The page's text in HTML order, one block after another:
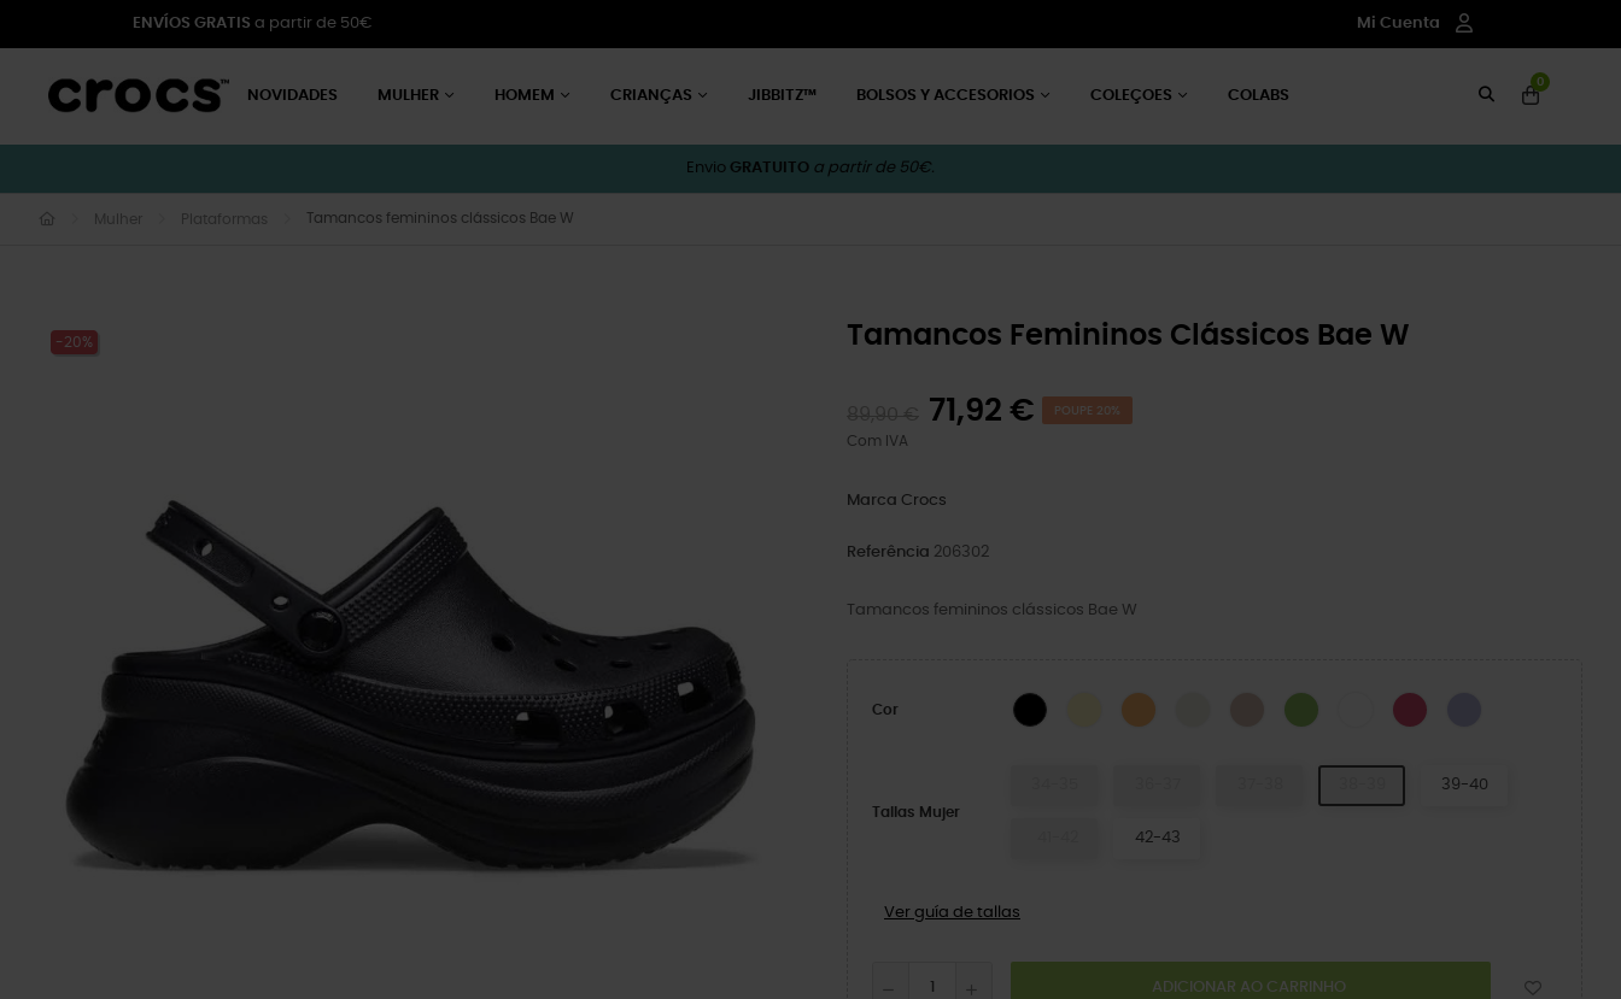
ENVÍOS GRATIS a partir de 50€ Mi Cuenta
NOVIDADES MULHER HOMEM CRIANÇAS JIBBITZ™ BOLSOS Y ACCESORIOS COLEÇOES COLABS
0
Envio GRATUITO a partir de 50€.
Mulher Plataformas Tamancos femininos clássicos Bae W
-20% Tamancos Femininos Clássicos Bae W
71,92 € POUPE 20%
Com IVA
Marca Crocs
Referência 206302
Tamancos femininos clássicos Bae W
Cor BLACK DaylilyOrangesicle QuartzKiwi WHITE Dragon Fruit
Tallas Mujer
39-40
42-43
Ver guía de tallas
ADICIONAR AO CARRINHO